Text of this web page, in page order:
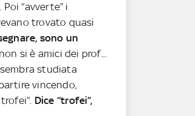
“avverte” i
trovato quasi
sono un
si è amici dei prof...
studiata
vincendo,
Dice “trofei”,